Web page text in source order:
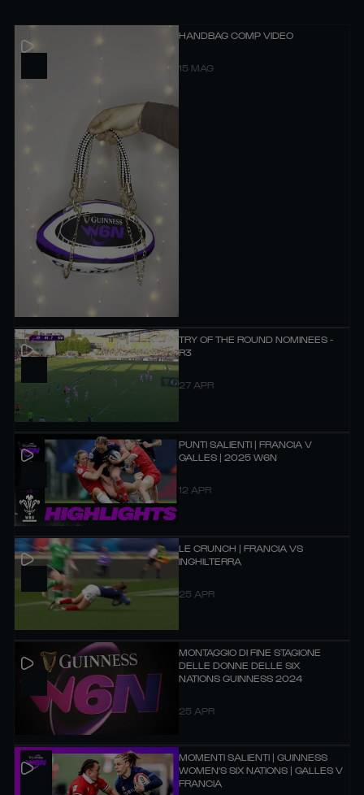
HANDBAG COMP VIDEO
15 MAG
TRY OF THE ROUND NOMINEES -
R3
27 APR
PUNTI SALIENTI | FRANCIA V
GALLES | 2025 W6N
12 APR
LE CRUNCH | FRANCIA VS
INGHILTERRA
25 APR
MONTAGGIO DI FINE STAGIONE
DELLE DONNE DELLE SIX
NATIONS GUINNESS 2024
25 APR
MOMENTI SALIENTI | GUINNESS
WOMEN'S SIX NATIONS | GALLES V
FRANCIA